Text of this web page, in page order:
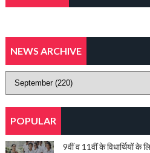
NEWS ARCHIVE
POPULAR
9वीं व 11वीं के विधार्थियों के